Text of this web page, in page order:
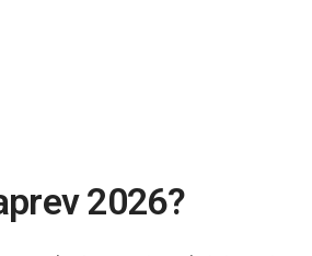
2026?